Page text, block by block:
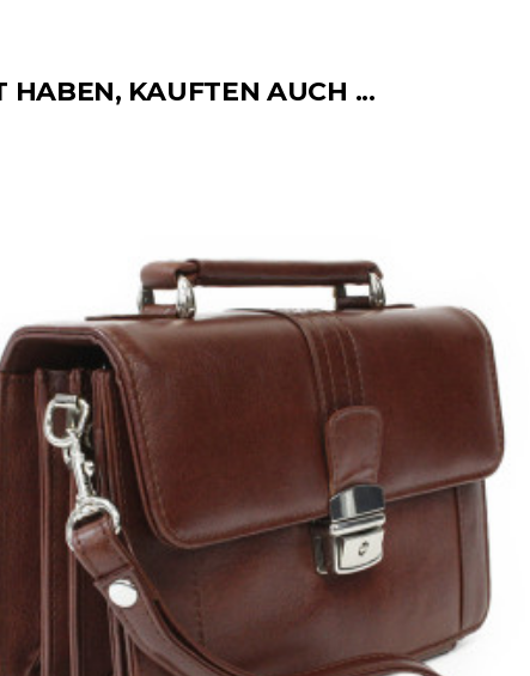
HABEN, KAUFTEN AUCH ...